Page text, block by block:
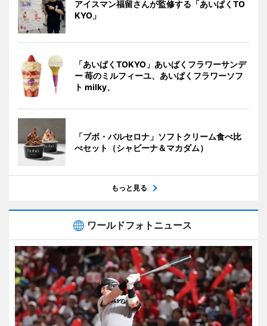
アイスマン福留さんが監修する「あいぱくTO
KYO」
「あいぱくTOKYO」あいぱくフラワーサンデ
ー 苺のミルフィーユ、あいぱくフラワーソフ
ト milky、
「ブボ・バルセロナ」ソフトクリーム食べ比
べセット（シャビーナ＆マカダム）
もっと見る
ワールドフォトニュース